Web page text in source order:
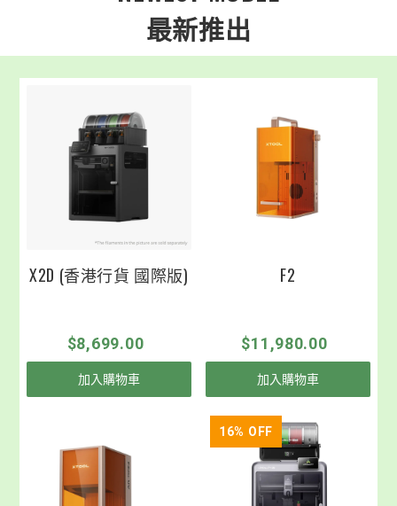
最新推出
X2D (香港行貨 國際版)
$8,699.00
加入購物車
F2
$11,980.00
加入購物車
16% OFF